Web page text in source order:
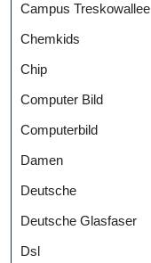
Campus Treskowallee
Chemkids
Chip
Computer Bild
Computerbild
Damen
Deutsche
Deutsche Glasfaser
Dsl